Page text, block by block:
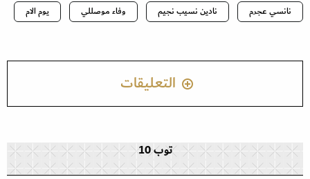
نانسي عجرم
نادين نسيب نجيم وفاء موصللي يوم الام
التعليقات
توب 10